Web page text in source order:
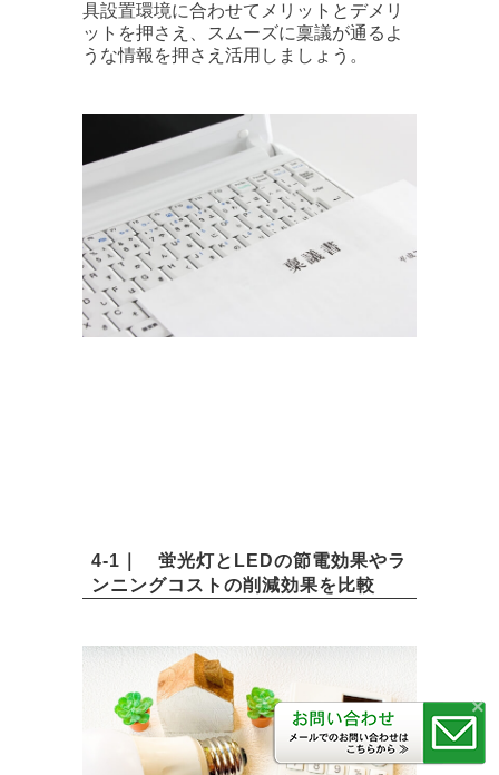
×
具設置環境に合わせてメリットとデメリ
ットを押さえ、スムーズに稟議が通るよ
うな情報を押さえ活用しましょう。
4-1｜ 蛍光灯とLEDの節電効果やラ
ンニングコストの削減効果を比較